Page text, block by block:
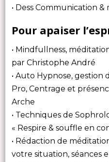
• Dess Communication
Pour apaiser
• Mindfullness,
par Christophe André
• Auto Hypnose, gestion
Pro, Centrage et
Arche
• Techniques de
« Respire & souffle en
• Rédaction de
votre situation, séances